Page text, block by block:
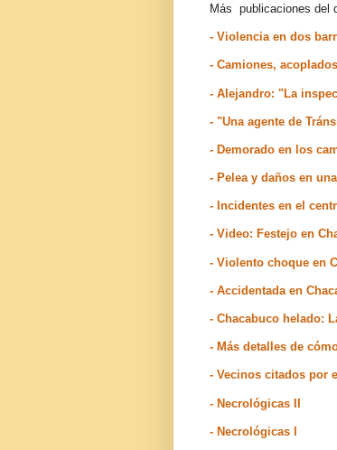
Más publicaciones del
- Violencia en dos
- Camiones,
- Alejandro: "La
- "Una agente de
- Demorado en los
- Pelea y daños en
- Incidentes en el
- Video: Festejo en
- Violento choque en
- Accidentada en
- Chacabuco helado:
- Más detalles de
- Vecinos citados por
- Necrológicas II
- Necrológicas I